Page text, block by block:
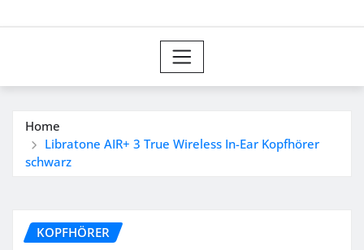
Home
Libratone AIR+ 3 True Wireless In-Ear Kopfhörer
schwarz
KOPFHÖRER